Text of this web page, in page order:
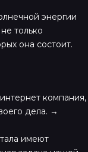
энергии
только
она состоит.
компания,
дела. →
имеют